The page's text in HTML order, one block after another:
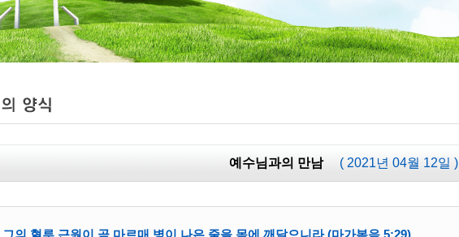
예수님과의 만남 ( 2021년 04월 12일 )
그의 혈루 근원이 곧 마르매 병이 나은 줄을 몸에 깨달으니라 (마가복음 5:29)